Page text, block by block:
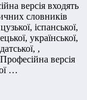
версія входять
словників
іспанської,
української,
,
версія
…